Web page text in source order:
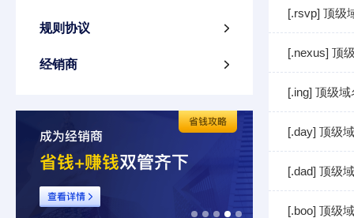
规则协议 
经销商 
[.rsvp] 顶级
[.nexus] 顶
[.ing] 顶级
[.day] 顶级
[.dad] 顶级
[.boo] 顶级